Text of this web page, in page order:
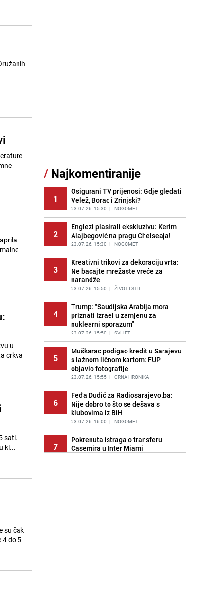
u
crkva
sati.
u kl...
su čak
4 do 5
11
naselju Vraca? Policija zaprimila
dojavu, izašli na teren
PRIJE 2 DANA | CRNA HRONIKA
12
Znate li šta Dino Merlin pojede prije
izlaska na scenu? Njegov ritual
iznenadio mnoge
PRIJE 1 DAN | SHOWBIZ
13
Nastavak provokacija: MUP RS
oduzeo zastavu s ljiljanima i
sankcionisao vozača iz Bosanskog
Novog
PRIJE 1 DAN | BOSNA I HERCEGOVINA
14
Pojavili su vam se mravi u kući? Bez
brige, ovo su najbolji načini da ih se
riješite
PRIJE 2 DANA | ŽIVOT I STIL
15
Kako izgleda travnjak stadiona
Koševo nakon tri koncerta Dine
Merlina
PRIJE 2 DANA | FOTO
/ Najkomentiranije
1
Osigurani TV prijenosi: Gdje gledati
Velež, Borac i Zrinjski?
23.07.26. 15:30 | NOGOMET
2
Englezi plasirali ekskluzivu: Kerim
Alajbegović na pragu Chelseaja!
23.07.26. 15:30 | NOGOMET
3
Kreativni trikovi za dekoraciju vrta:
Ne bacajte mrežaste vreće za
narandže
23.07.26. 15:50 | ŽIVOT I STIL
4
Trump: "Saudijska Arabija mora
priznati Izrael u zamjenu za
nuklearni sporazum"
23.07.26. 15:50 | SVIJET
5
Muškarac podigao kredit u Sarajevu
s lažnom ličnom kartom: FUP
objavio fotografije
23.07.26. 15:55 | CRNA HRONIKA
6
Feđa Dudić za Radiosarajevo.ba:
Nije dobro to što se dešava s
klubovima iz BiH
23.07.26. 16:00 | NOGOMET
7
Pokrenuta istraga o transferu
Casemira u Inter Miami